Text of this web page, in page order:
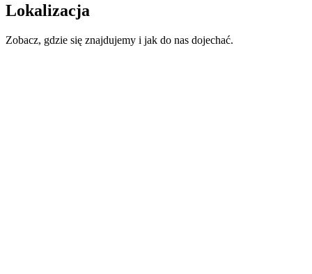
Lokalizacja
Zobacz, gdzie się znajdujemy i jak do nas dojechać.